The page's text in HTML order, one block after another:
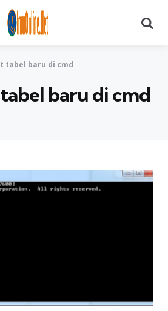
tabel baru di cmd
baru di cmd